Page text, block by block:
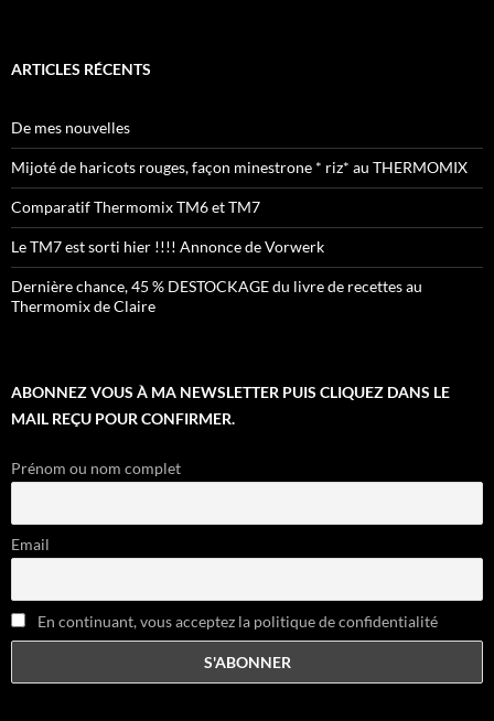
ARTICLES RÉCENTS
De mes nouvelles
Mijoté de haricots rouges, façon minestrone * riz* au THERMOMIX
Comparatif Thermomix TM6 et TM7
Le TM7 est sorti hier !!!! Annonce de Vorwerk
Dernière chance, 45 % DESTOCKAGE du livre de recettes au
Thermomix de Claire
ABONNEZ VOUS À MA NEWSLETTER PUIS CLIQUEZ DANS LE
MAIL REÇU POUR CONFIRMER.
Prénom ou nom complet
Email
En continuant, vous acceptez la politique de confidentialité